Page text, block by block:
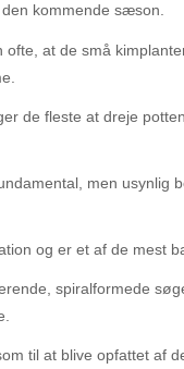
kommende sæson.
ofte, at de små
de fleste at dreje
men usynlig
og er et af de mest
spiralformede
til at blive opfattet af